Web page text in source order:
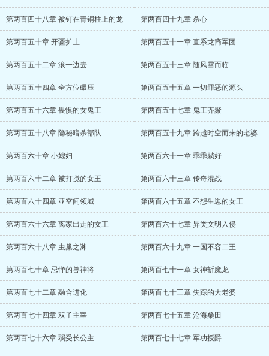
第两百四十八章 被钉在青铜柱上的龙 第两百四十九章 杀心
第两百五十章 开疆扩土 第两百五十一章 直系龙裔军团
第两百五十二章 滚一边去 第两百五十三章 随风雪而临
第两百五十四章 全方位碾压 第两百五十五章 一切罪恶的源头
第两百五十六章 畏惧的女鬼王 第两百五十七章 鬼王齐聚
第两百五十八章 隐秘暗杀部队 第两百五十九章 跨越时空而来的老婆
第两百六十章 小媳妇 第两百六十一章 乖乖躺好
第两百六十二章 被打搅的女王 第两百六十三章 传奇混战
第两百六十四章 亚空间领域 第两百六十五章 不想生崽的女王
第两百六十六章 离家出走的女王 第两百六十七章 异类文明入侵
第两百六十八章 虫巢之渊 第两百六十九章 一国不容二王
第两百七十章 忌惮的兽神将 第两百七十一章 女神斩魔龙
第两百七十二章 融合进化 第两百七十三章 失踪的大老婆
第两百七十四章 双子主宰 第两百七十五章 沧海桑田
第两百七十六章 弱受长公主 第两百七十七章 军功授爵